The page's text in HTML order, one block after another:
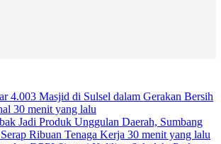
4.003 Masjid di Sulsel dalam Gerakan Bersih
30 menit yang lalu
Jadi Produk Unggulan Daerah, Sumbang
Ribuan Tenaga Kerja 30 menit yang lalu